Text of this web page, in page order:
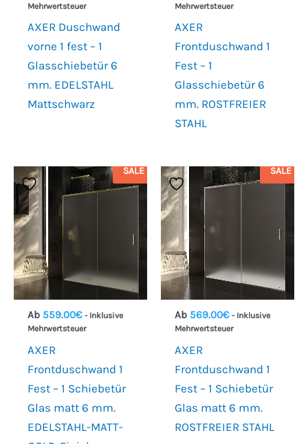
Mehrwertsteuer
AXER Duschwand
vorne 1 fest – 1
Glasschiebetür 6
mm. EDELSTAHL
Mattschwarz
Mehrwertsteuer
AXER
Frontduschwand 1
Fest – 1
Glasschiebetür 6
mm. ROSTFREIER
STAHL
SALE
Ab 559.00€ - Inklusive
Mehrwertsteuer
AXER
Frontduschwand 1
Fest – 1 Schiebetür
Glas matt 6 mm.
EDELSTAHL-MATT-
SALE
Ab 569.00€ - Inklusive
Mehrwertsteuer
AXER
Frontduschwand 1
Fest – 1 Schiebetür
Glas matt 6 mm.
ROSTFREIER STAHL